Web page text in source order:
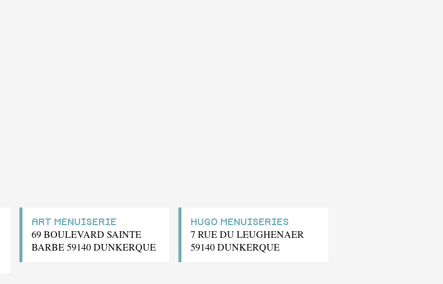
ART MENUISERIE
69 BOULEVARD SAINTE
BARBE 59140 DUNKERQUE
HUGO MENUISERIES
7 RUE DU LEUGHENAER
59140 DUNKERQUE